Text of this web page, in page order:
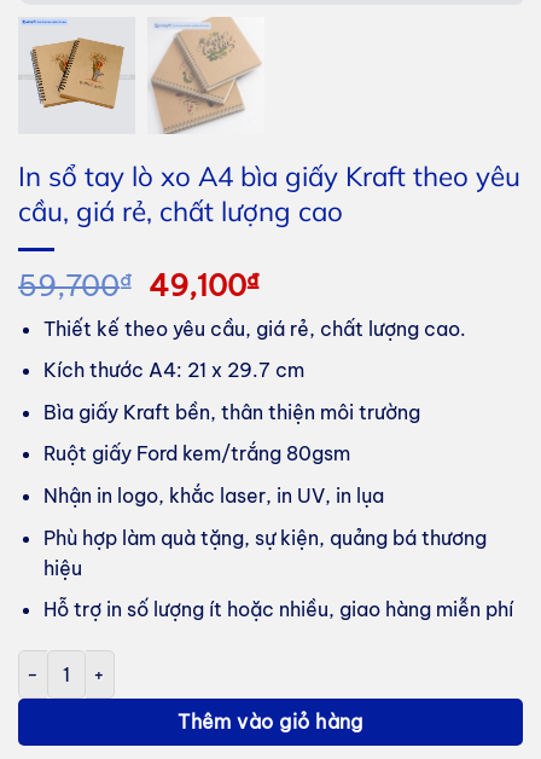
In sổ tay lò xo A4 bìa giấy Kraft theo yêu
cầu, giá rẻ, chất lượng cao
59,700₫
Giá
gốc
là:
59,700₫.
49,100₫Giá
hiện
tại
là:
49,100₫.
Thiết kế theo yêu cầu, giá rẻ, chất lượng cao.
Kích thước A4: 21 x 29.7 cm
Bìa giấy Kraft bền, thân thiện môi trường
Ruột giấy Ford kem/trắng 80gsm
Nhận in logo, khắc laser, in UV, in lụa
Phù hợp làm quà tặng, sự kiện, quảng bá thương
hiệu
Hỗ trợ in số lượng ít hoặc nhiều, giao hàng miễn phí
In sổ tay lò xo A4 bìa giấy Kraft theo yêu cầu, giá rẻ, chất lượng
Thêm vào giỏ hàng